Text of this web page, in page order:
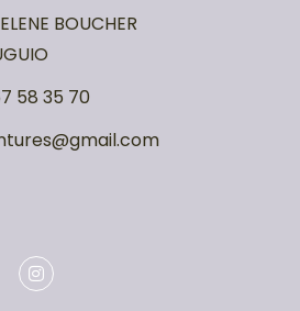
BOUCHER
58 35 70